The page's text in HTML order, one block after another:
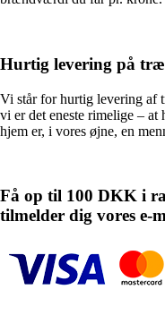
Hurtig levering på
Vi står for hurtig levering af
vi er det eneste rimelige –
hjem er, i vores øjne, en
Få op til 100 DKK i
tilmelder dig vores e-